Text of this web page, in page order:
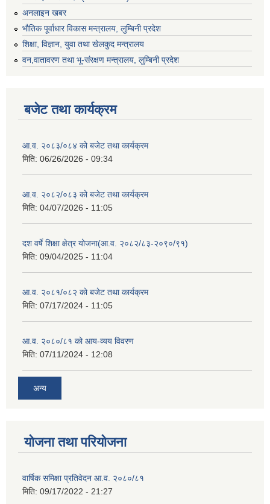
अनलाइन खबर
भौतिक पूर्वाधार विकास मन्त्रालय, लुम्बिनी प्रदेश
शिक्षा, विज्ञान, युवा तथा खेलकुद मन्‍‍त्रालय
वन,वातावरण तथा भू-संरक्षण मन्त्रालय, लुम्बिनी प्रदेश
बजेट तथा कार्यक्रम
आ.व. २०८३/०८४ को बजेट तथा कार्यक्रम
मिति: 06/26/2026 - 09:34
आ.व. २०८२/०८३ को बजेट तथा कार्यक्रम
मिति: 04/07/2026 - 11:05
दश वर्षे शिक्षा क्षेत्र योजना(आ.व. २०८२/८३-२०९०/९१)
मिति: 09/04/2025 - 11:04
आ.व. २०८१/०८२ को बजेट तथा कार्यक्रम
मिति: 07/17/2024 - 11:05
आ.व. २०८०/८१ को आय-व्यय विवरण
मिति: 07/11/2024 - 12:08
अन्य
योजना तथा परियोजना
वार्षिक समिक्षा प्रतिवेदन आ.व. २०८०/८१
मिति: 09/17/2022 - 21:27